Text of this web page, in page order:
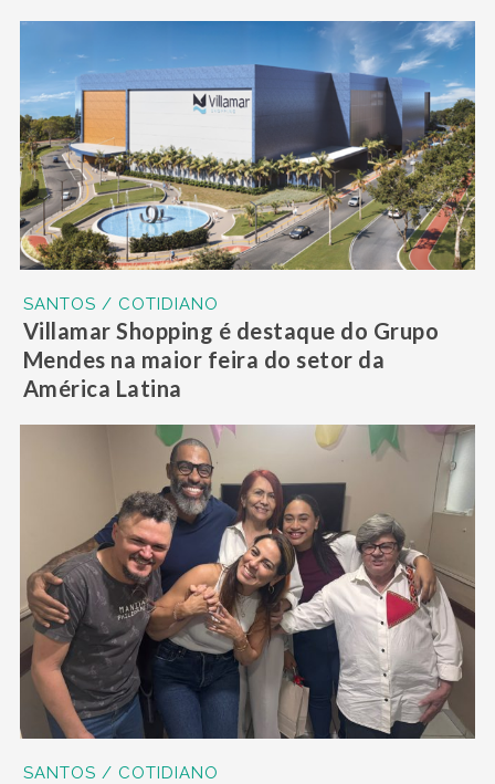
SANTOS / COTIDIANO
Villamar Shopping é destaque do Grupo
Mendes na maior feira do setor da
América Latina
SANTOS / COTIDIANO